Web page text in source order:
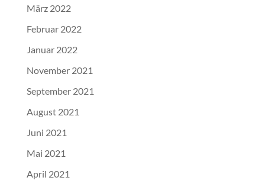
März 2022
Februar 2022
Januar 2022
November 2021
September 2021
August 2021
Juni 2021
Mai 2021
April 2021